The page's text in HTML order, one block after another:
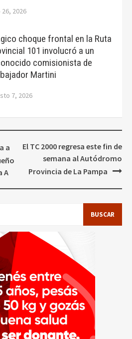
26, 2026
choque frontal en la Ruta
101 involucró a un
comisionista de
Martini
7, 2026
a
A
El TC 2000 regresa este fin de
semana al Autódromo
Provincia de La Pampa